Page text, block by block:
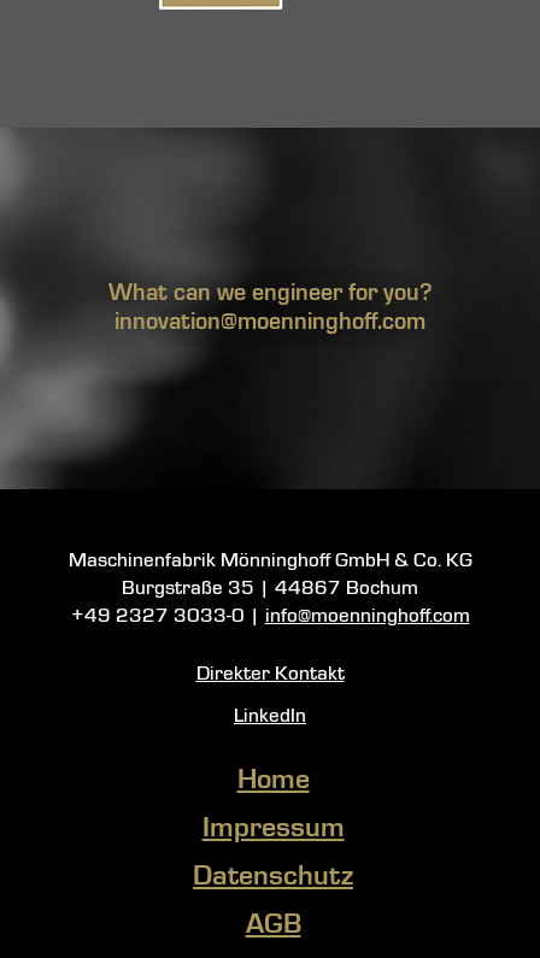
What can we engineer for you?
innovation@moenninghoff.com
Maschinenfabrik Mönninghoff GmbH & Co. KG
Burgstraße 35
44867 Bochum
+49 2327 3033-0
info@moenninghoff.com
Direkter Kontakt
LinkedIn
Home
Impressum
Datenschutz
AGB